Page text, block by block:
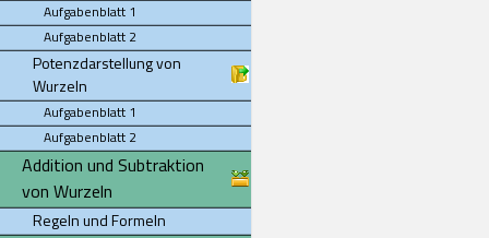
Aufgabenblatt 1
Aufgabenblatt 2
Potenzdarstellung von
Wurzeln
Aufgabenblatt 1
Aufgabenblatt 2
Addition und Subtraktion
von Wurzeln
Regeln und Formeln